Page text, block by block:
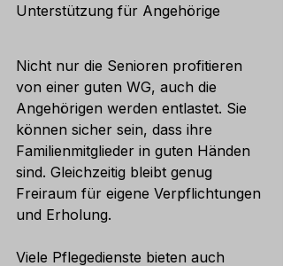
Unterstützung für Angehörige
Nicht nur die Senioren profitieren
von einer guten WG, auch die
Angehörigen werden entlastet. Sie
können sicher sein, dass ihre
Familienmitglieder in guten Händen
sind. Gleichzeitig bleibt genug
Freiraum für eigene Verpflichtungen
und Erholung.
Viele Pflegedienste bieten auch